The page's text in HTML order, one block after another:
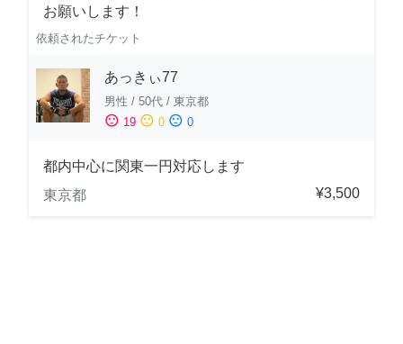
お願いします！
依頼されたチケット
あっきぃ77
男性 / 50代 / 東京都
sentiment_satisfied 19 sentiment_neutral 0 sentiment_dissatisfied 0
都内中心に関東一円対応します
東京都
¥3,500